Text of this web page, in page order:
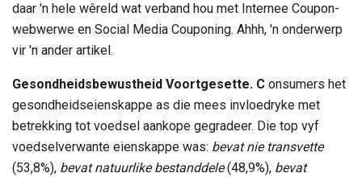
daar 'n hele wêreld wat verband hou met Internee Coupon-
webwerwe en Social Media Couponing. Ahhh, 'n onderwerp
vir 'n ander artikel.
Gesondheidsbewustheid Voortgesette. C onsumers het
gesondheidseienskappe as die mees invloedryke met
betrekking tot voedsel aankope gegradeer. Die top vyf
voedselverwante eienskappe was: bevat nie transvette
(53,8%), bevat natuurlike bestanddele(48,9%), bevat